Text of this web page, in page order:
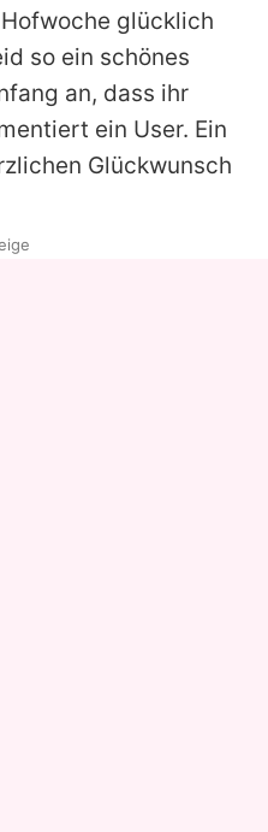
glücklich
so ein schönes
an, dass ihr
ein User. Ein
Glückwunsch